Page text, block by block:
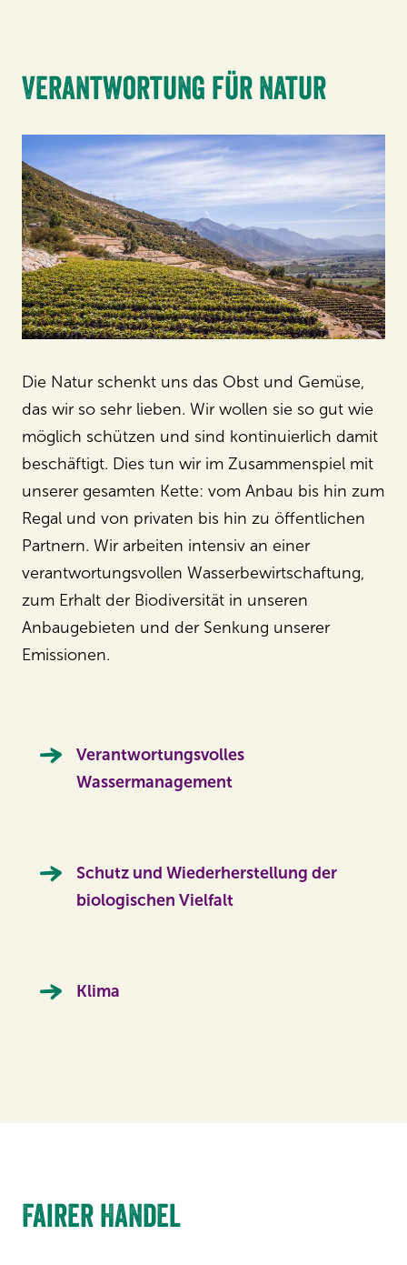
Verantwortung für Natur
Die Natur schenkt uns das Obst und Gemüse,
das wir so sehr lieben. Wir wollen sie so gut wie
möglich schützen und sind kontinuierlich damit
beschäftigt. Dies tun wir im Zusammenspiel mit
unserer gesamten Kette: vom Anbau bis hin zum
Regal und von privaten bis hin zu öffentlichen
Partnern. Wir arbeiten intensiv an einer
verantwortungsvollen Wasserbewirtschaftung,
zum Erhalt der Biodiversität in unseren
Anbaugebieten und der Senkung unserer
Emissionen.
Verantwortungsvolles
Wassermanagement
Schutz und Wiederherstellung der
biologischen Vielfalt
Klima
Fairer Handel